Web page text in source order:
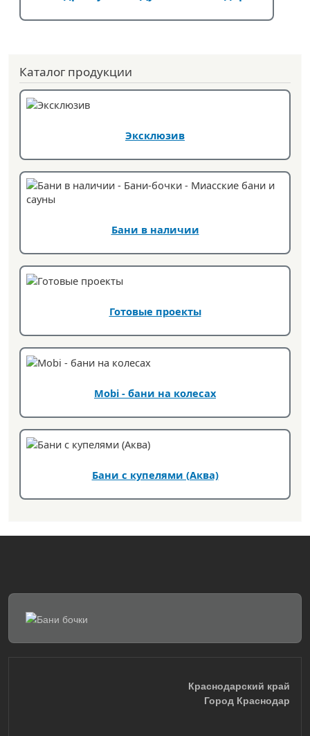
Каталог продукции
Эксклюзив
Бани в наличии
Готовые проекты
Mobi - бани на колесах
Бани с купелями (Аква)
Краснодарский край
Город Краснодар